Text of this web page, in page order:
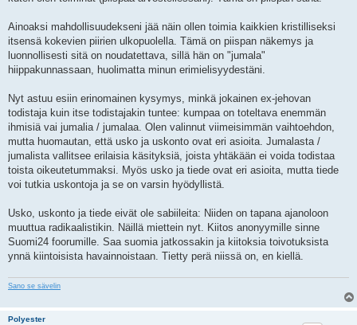
Ainoaksi mahdollisuudekseni jää näin ollen toimia kaikkien kristilliseksi
itsensä kokevien piirien ulkopuolella. Tämä on piispan näkemys ja
luonnollisesti sitä on noudatettava, sillä hän on "jumala"
hiippakunnassaan, huolimatta minun erimielisyydestäni.
Nyt astuu esiin erinomainen kysymys, minkä jokainen ex-jehovan
todistaja kuin itse todistajakin tuntee: kumpaa on toteltava enemmän
ihmisiä vai jumalia / jumalaa. Olen valinnut viimeisimmän vaihtoehdon,
mutta huomautan, että usko ja uskonto ovat eri asioita. Jumalasta /
jumalista vallitsee erilaisia käsityksiä, joista yhtäkään ei voida todistaa
toista oikeutetummaksi. Myös usko ja tiede ovat eri asioita, mutta tiede
voi tutkia uskontoja ja se on varsin hyödyllistä.
Usko, uskonto ja tiede eivät ole sabiileita: Niiden on tapana ajanoloon
muuttua radikaalistikin. Näillä miettein nyt. Kiitos anonyymille sinne
Suomi24 foorumille. Saa suomia jatkossakin ja kiitoksia toivotuksista
ynnä kiintoisista havainnoistaan. Tietty perä niissä on, en kiellä.
Sano se sävelin
Polyester